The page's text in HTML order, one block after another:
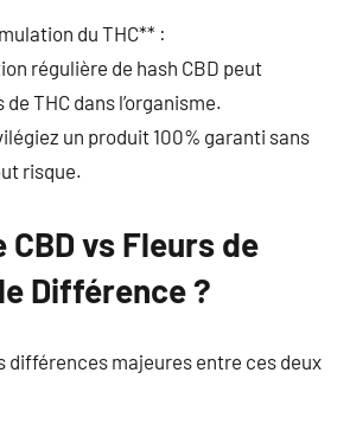
du THC** :
régulière de hash CBD peut
THC dans l’organisme.
un produit 100% garanti sans
risque.
CBD vs Fleurs de
Différence ?
différences majeures entre ces deux